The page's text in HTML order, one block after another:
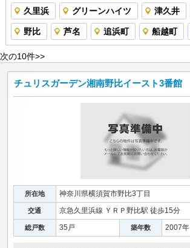
久里浜 グリーンハイツ 津久井
野比 芦名 追浜町 船越町
次の10件>>
チュリスガーデン湘南野比イースト3番館
所在地 神奈川県横須賀市野比3丁目
交通 京急久里浜線 ＹＲＰ野比駅 徒歩15分
総戸数 35戸 築年数 2007年